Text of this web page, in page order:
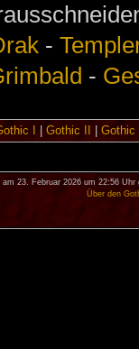
-
-
I Gothic II Gothic
23. Februar 2026 um 22:56 Uhr
Über den